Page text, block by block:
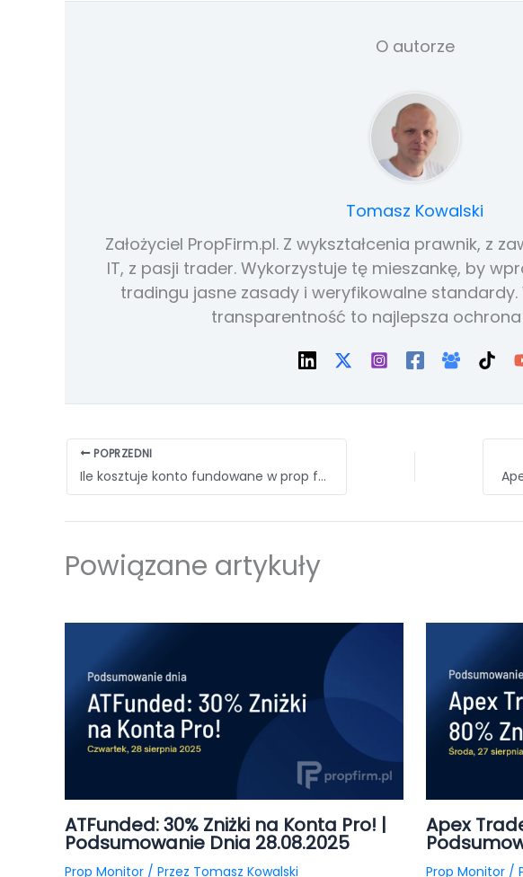
O autorze
Tomasz Kowalski
Założyciel PropFirm.pl. Z wykształcenia prawnik, z
IT, z pasji trader. Wykorzystuje tę mieszankę, by
tradingu jasne zasady i weryfikowalne standardy.
transparentność to najlepsza
POPRZEDNI
Ile kosztuje konto fundowane w prop firmie w 2026?
Powiązane artykuły
ATFunded: 30% Zniżki na Konta Pro! |
Podsumowanie Dnia 28.08.2025
Prop Monitor / Przez Tomasz Kowalski
Apex
Prop Monitor /